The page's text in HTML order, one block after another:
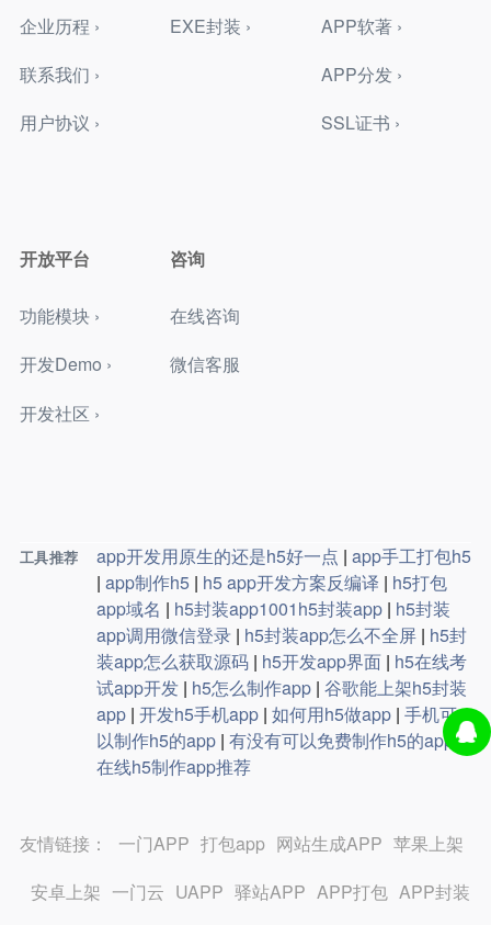
企业历程 ›
联系我们 ›
用户协议 ›
EXE封装 ›
APP软著 ›
APP分发 ›
SSL证书 ›
开放平台
功能模块 ›
开发Demo ›
开发社区 ›
咨询
在线咨询
微信客服
工具推荐 app开发用原生的还是h5好一点 | app手工打包h5
| app制作h5 | h5 app开发方案反编译 | h5打包
app域名 | h5封装app1001h5封装app | h5封装
app调用微信登录 | h5封装app怎么不全屏 | h5封
装app怎么获取源码 | h5开发app界面 | h5在线考
试app开发 | h5怎么制作app | 谷歌能上架h5封装
app | 开发h5手机app | 如何用h5做app | 手机可
以制作h5的app | 有没有可以免费制作h5的app |
在线h5制作app推荐
友情链接： 一门APP 打包app 网站生成APP 苹果上架
安卓上架 一门云 UAPP 驿站APP APP打包 APP封装